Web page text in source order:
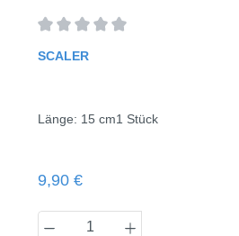
SCALER
Länge: 15 cm1 Stück
Regulärer Preis:
9,90 €
Produkt Anzahl: Gib